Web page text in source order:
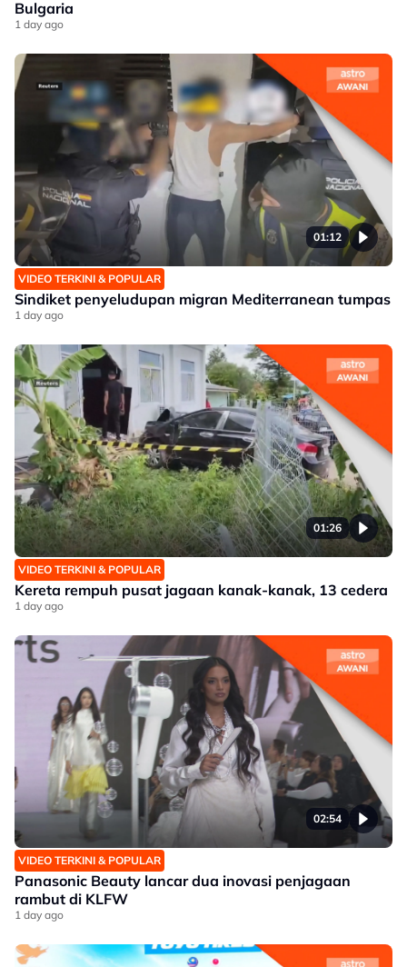
Bulgaria
1 day ago
01:12
VIDEO TERKINI & POPULAR
Sindiket penyeludupan migran Mediterranean tumpas
1 day ago
01:26
VIDEO TERKINI & POPULAR
Kereta rempuh pusat jagaan kanak-kanak, 13 cedera
1 day ago
02:54
VIDEO TERKINI & POPULAR
Panasonic Beauty lancar dua inovasi penjagaan
rambut di KLFW
1 day ago